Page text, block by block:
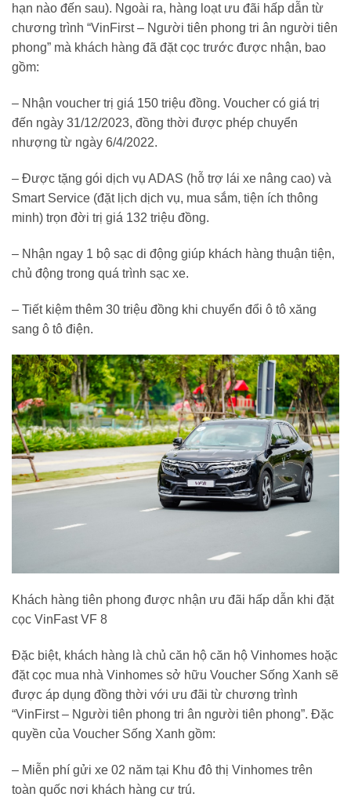
hạn nào đến sau). Ngoài ra, hàng loạt ưu đãi hấp dẫn từ
chương trình “VinFirst – Người tiên phong tri ân người tiên
phong” mà khách hàng đã đặt cọc trước được nhận, bao
gồm:
– Nhận voucher trị giá 150 triệu đồng. Voucher có giá trị
đến ngày 31/12/2023, đồng thời được phép chuyển
nhượng từ ngày 6/4/2022.
– Được tặng gói dịch vụ ADAS (hỗ trợ lái xe nâng cao) và
Smart Service (đặt lịch dịch vụ, mua sắm, tiện ích thông
minh) trọn đời trị giá 132 triệu đồng.
– Nhận ngay 1 bộ sạc di động giúp khách hàng thuận tiện,
chủ động trong quá trình sạc xe.
– Tiết kiệm thêm 30 triệu đồng khi chuyển đổi ô tô xăng
sang ô tô điện.
Khách hàng tiên phong được nhận ưu đãi hấp dẫn khi đặt
cọc VinFast VF 8
Đặc biệt, khách hàng là chủ căn hộ căn hộ Vinhomes hoặc
đặt cọc mua nhà Vinhomes sở hữu Voucher Sống Xanh sẽ
được áp dụng đồng thời với ưu đãi từ chương trình
“VinFirst – Người tiên phong tri ân người tiên phong”. Đặc
quyền của Voucher Sống Xanh gồm:
– Miễn phí gửi xe 02 năm tại Khu đô thị Vinhomes trên
toàn quốc nơi khách hàng cư trú.